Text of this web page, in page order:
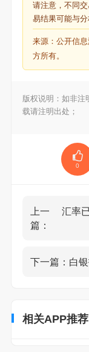
请注意，不同
易结果可能与分
来源：公开信
方所有。
版权说明：如非注
载请注明出处；
0
上一
篇：
下一篇： 白
相关APP推荐